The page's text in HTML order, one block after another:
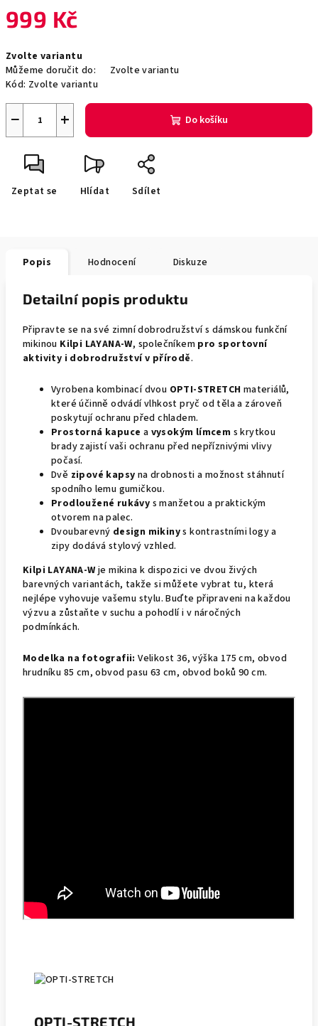
999 Kč
cena:
Zvolte variantu
Můžeme doručit do:
Zvolte variantu
Kód: Zvolte variantu
+
− Do košíku
Zeptat se Hlídat Sdílet
Popis Hodnocení Diskuze
Detailní popis produktu
Připravte se na své zimní dobrodružství s dámskou funkční
mikinou Kilpi LAYANA-W, společníkem pro sportovní
aktivity i dobrodružství v přírodě.
Vyrobena kombinací dvou OPTI-STRETCH materiálů,
které účinně odvádí vlhkost pryč od těla a zároveň
poskytují ochranu před chladem.
Prostorná kapuce a vysokým límcem s krytkou
brady zajistí vaši ochranu před nepříznivými vlivy
počasí.
Dvě zipové kapsy na drobnosti a možnost stáhnutí
spodního lemu gumičkou.
Prodloužené rukávy s manžetou a praktickým
otvorem na palec.
Dvoubarevný design mikinys kontrastními logy a
zipy dodává stylový vzhled.
Kilpi LAYANA-Wje mikina k dispozici ve dvou živých
barevných variantách, takže si můžete vybrat tu, která
nejlépe vyhovuje vašemu stylu. Buďte připraveni na každou
výzvu a zůstaňte v suchu a pohodlí i v náročných
podmínkách.
Modelka na fotografii: Velikost 36, výška 175 cm, obvod
hrudníku 85 cm, obvod pasu 63 cm, obvod boků 90 cm.
OPTI-STRETCH